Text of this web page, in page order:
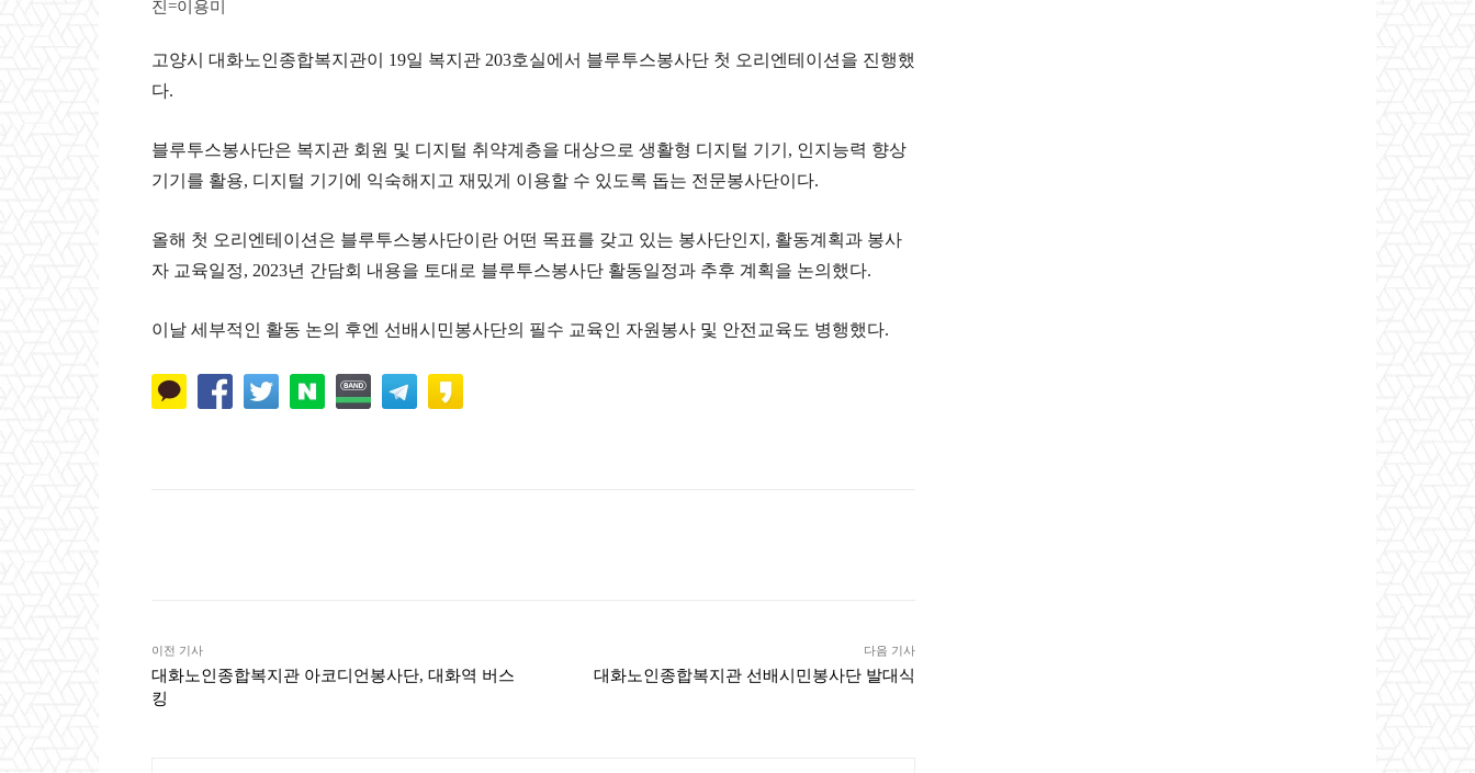
진=이용미
고양시 대화노인종합복지관이 19일 복지관 203호실에서 블루투스봉사단 첫 오리엔테이션을 진행했
다.
블루투스봉사단은 복지관 회원 및 디지털 취약계층을 대상으로 생활형 디지털 기기, 인지능력 향상
기기를 활용, 디지털 기기에 익숙해지고 재밌게 이용할 수 있도록 돕는 전문봉사단이다.
올해 첫 오리엔테이션은 블루투스봉사단이란 어떤 목표를 갖고 있는 봉사단인지, 활동계획과 봉사
자 교육일정, 2023년 간담회 내용을 토대로 블루투스봉사단 활동일정과 추후 계획을 논의했다.
이날 세부적인 활동 논의 후엔 선배시민봉사단의 필수 교육인 자원봉사 및 안전교육도 병행했다.
이전 기사
대화노인종합복지관 아코디언봉사단, 대화역 버스
킹
다음 기사
대화노인종합복지관 선배시민봉사단 발대식